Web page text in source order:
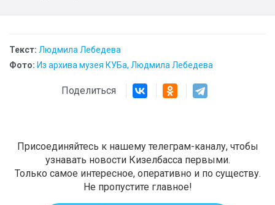
Текст: Людмила Лебедева
Фото: Из архива музея КУБа, Людмила Лебедева
Поделиться
Присоединяйтесь к нашему телеграм-каналу, чтобы
узнавать новости Кизелбасса первыми.
Только самое интересное, оперативно и по существу.
Не пропустите главное!